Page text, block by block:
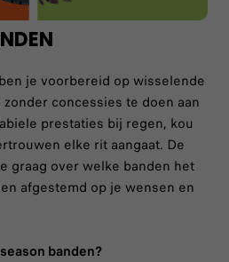
je voorbereid op wisselende
concessies te doen aan
prestaties bij regen, kou
elke rit aangaat. De
graag over welke banden het
afgestemd op je wensen en
banden?